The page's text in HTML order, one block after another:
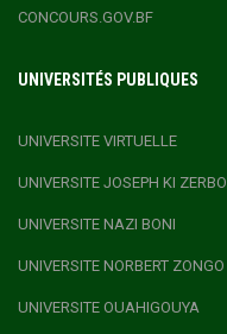
CONCOURS.GOV.BF
UNIVERSITÉS PUBLIQUES
UNIVERSITE VIRTUELLE
UNIVERSITE JOSEPH KI ZERBO
UNIVERSITE NAZI BONI
UNIVERSITE NORBERT ZONGO
UNIVERSITE OUAHIGOUYA